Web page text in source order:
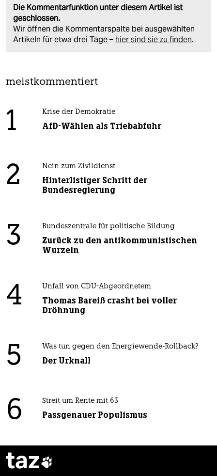
Die Kommentarfunktion unter diesem Artikel ist
geschlossen.
Wir öffnen die Kommentarspalte bei ausgewählten
Artikeln für etwa drei Tage – hier sind sie zu finden.
meistkommentiert
1 Krise der Demokratie
AfD-Wählen als Triebabfuhr
2 Nein zum Zivildienst
Hinterlistiger Schritt der
Bundesregierung
3 Bundeszentrale für politische Bildung
Zurück zu den antikommunistischen
Wurzeln
4 Unfall von CDU-Abgeordnetem
Thomas Bareiß crasht bei voller
Dröhnung
5 Was tun gegen den Energiewende-Rollback?
Der Urknall
6 Streit um Rente mit 63
Passgenauer Populismus
taz